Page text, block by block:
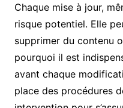
Chaque mise à jour,
risque potentiel. Elle
supprimer du contenu
pourquoi il est
avant chaque
place des procédures